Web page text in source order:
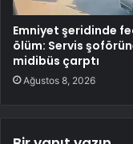
Emniyet şeridinde
ölüm: Servis
midibüs çarptı
Ağustos 8, 2026